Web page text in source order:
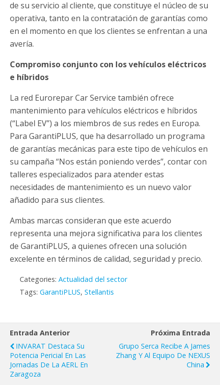
de su servicio al cliente, que constituye el núcleo de su
operativa, tanto en la contratación de garantías como
en el momento en que los clientes se enfrentan a una
avería.
Compromiso conjunto con los vehículos eléctricos
e híbridos
La red Eurorepar Car Service también ofrece
mantenimiento para vehículos eléctricos e híbridos
(“Label EV”) a los miembros de sus redes en Europa.
Para GarantiPLUS, que ha desarrollado un programa
de garantías mecánicas para este tipo de vehículos en
su campaña “Nos están poniendo verdes”, contar con
talleres especializados para atender estas
necesidades de mantenimiento es un nuevo valor
añadido para sus clientes.
Ambas marcas consideran que este acuerdo
representa una mejora significativa para los clientes
de GarantiPLUS, a quienes ofrecen una solución
excelente en términos de calidad, seguridad y precio.
Categories: Actualidad del sector
Tags: GarantiPLUS, Stellantis
Entrada Anterior
INVARAT Destaca Su
Potencia Pericial En Las
Jornadas De La AERL En
Zaragoza
Próxima Entrada
Grupo Serca Recibe A James
Zhang Y Al Equipo De NEXUS
China